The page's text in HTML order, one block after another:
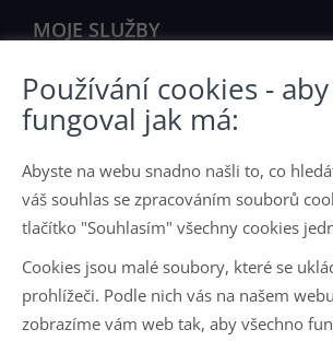
MOJE SLUŽBY
Chci prodat nemovitost
Nabídka nemovitostí
JAK PRACUJI
Jak pracuji
Používání cookies -
fungoval jak má:
Abyste na webu snadno našli to, co
váš souhlas se zpracováním souborů
tlačítko "Souhlasím" všechny cookies
Cookies jsou malé soubory, které se
prohlížeči. Podle nich vás na našem
zobrazíme vám web tak, aby všechno